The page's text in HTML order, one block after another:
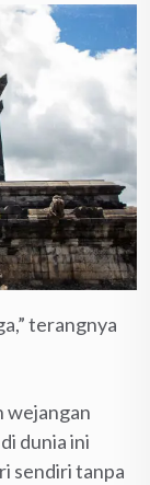
terangnya
wejangan
dunia ini
sendiri tanpa